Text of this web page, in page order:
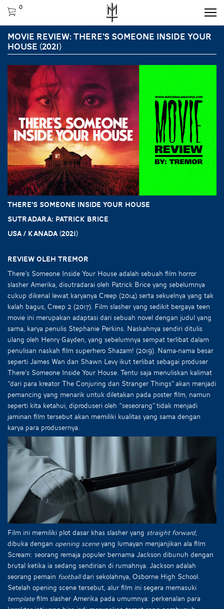
0
MOVIE REVIEW: THERE’S SOMEONE INSIDE YOUR
HOUSE (2021)
THERE’S SOMEONE INSIDE YOUR HOUSE
Sutradara: Patrick Brice
USA / Kanada (2021)
Review oleh Tremor
There’s Someone Inside Your House adalah sebuah film horror
slasher Amerika, disutradarai oleh Patrick Brice yang sebelumnya
cukup dikenal lewat karyanya Creep (2014) serta sekuelnya yang tak
kalah bagus, Creep 2 (2017). Film slasher yang sedikit bergaya teen
movie ini merupakan adaptasi dari sebuah novel dengan judul yang
sama, karya penulis Stephanie Perkins. Naskahnya sendiri ditulis
ulang oleh Henry Gayden, yang sebelumnya sempat terlibat dalam
penulisan naskah film superhero Shazam! (2019). Nama-nama besar
seperti James Wan dan Shawn Levy ikut terlibat sebagai produser
There’s Someone Inside Your House. Tentu saja menuliskan kalimat
“dari para kreator The Conjuring dan Stranger Things” akan menjadi
pemancing yang menarik untuk diletakan pada poster film, namun
seperti kita ketahui, diproduseri oleh “seseorang” tidak menjadi
jaminan film tersebut akan memiliki kualitas yang sama dengan
karya para produsernya.
Film ini memiliki plot dasar khas slasher yang straight forward,
dibuka dengan opening sceneyang lumayan menjanjikan ala film
Scream: seorang remaja populer bernama Jackson dibunuh dengan
brutal ketika ia sedang sendirian di rumahnya. Jackson adalah
seorang pemain footballdari sekolahnya, Osborne High School.
Setelah opening scene tersebut, alur film ini segera memasuki
templatefilm slasher Amerika pada umumnya: perkenalan para